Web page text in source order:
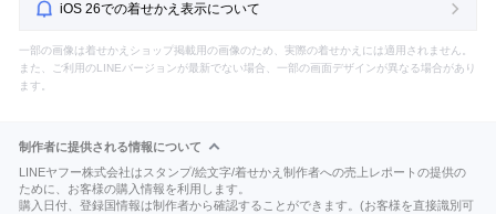
iOS 26での着せかえ表示について
一部の画像は着せかえショップ掲載用の画像のため、実際の着せかえには適用されません。
また、ご利用のLINEバージョンが最新でない場合、一部の画面デザインが異なる場合があり
ます。
制作者に提供される情報について
LINEヤフー株式会社はスタンプ/絵文字/着せかえ制作者への売上レポートの提供の
ために、お客様の購入情報を利用します。
購入日付、登録国情報は制作者から確認することができます。(お客様を直接識別可